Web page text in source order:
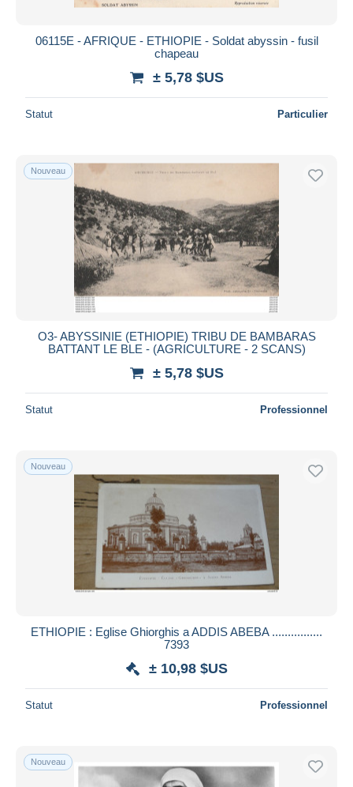
06115E - AFRIQUE - ETHIOPIE - Soldat abyssin - fusil
chapeau
± 5,78 $US
Statut Particulier
Nouveau
O3- ABYSSINIE (ETHIOPIE) TRIBU DE BAMBARAS
BATTANT LE BLE - (AGRICULTURE - 2 SCANS)
± 5,78 $US
Statut Professionnel
Nouveau
ETHIOPIE : Eglise Ghiorghis a ADDIS ABEBA ................
7393
± 10,98 $US
Statut Professionnel
Nouveau